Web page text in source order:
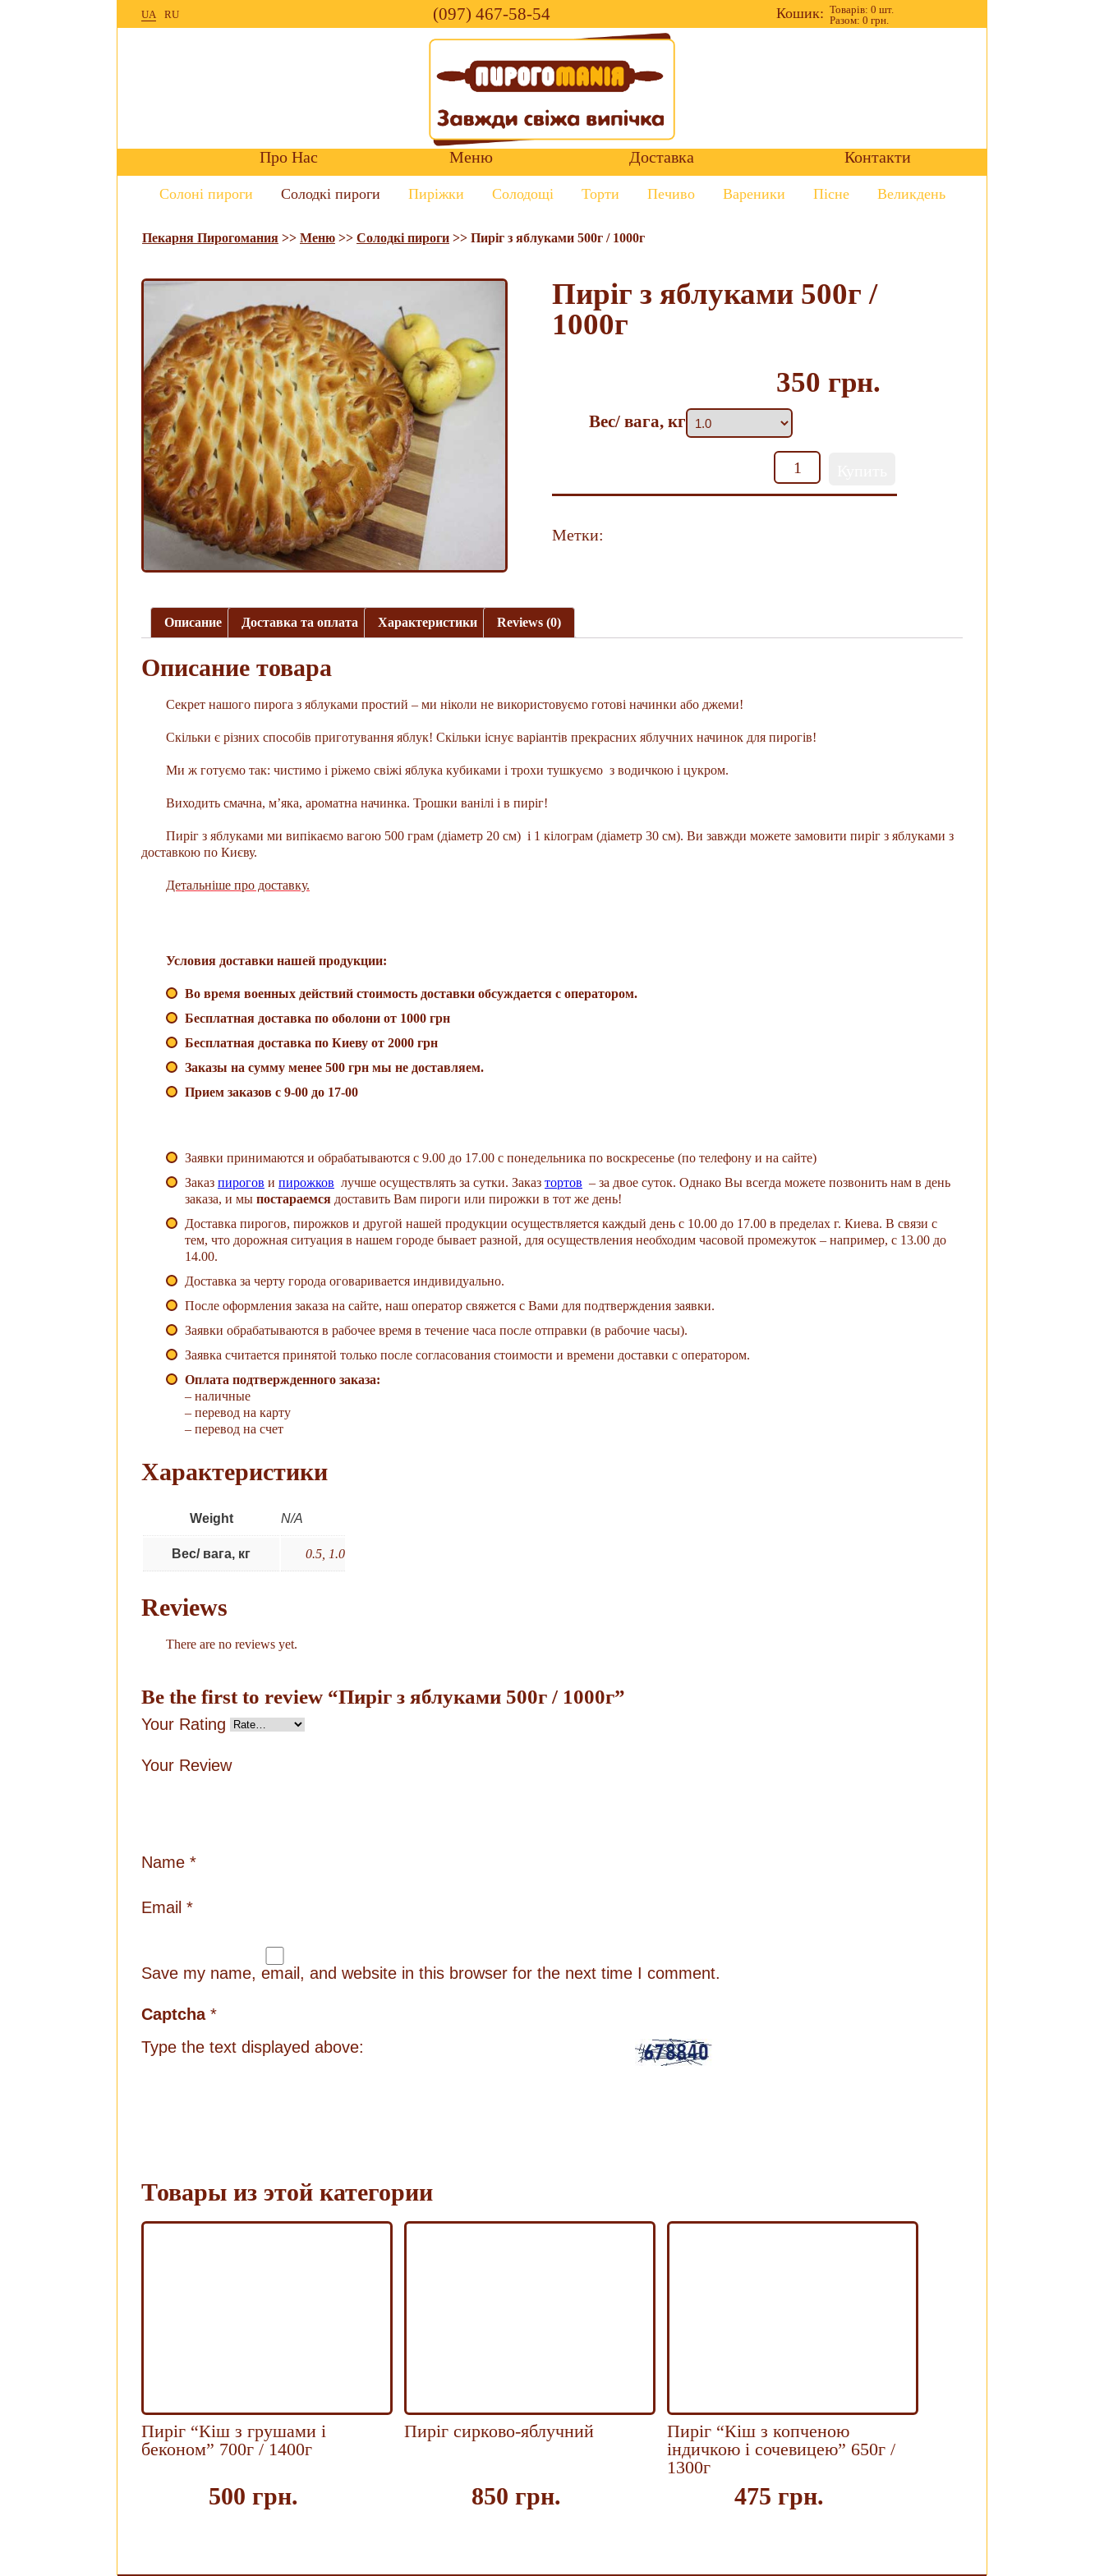
UA RU Кошик: Товарів: 0 шт.
Разом: 0 грн.
(097) 467-58-54
Про Нас Меню Доставка Контакти
Солоні пироги Солодкі пироги Пиріжки Солодощі Торти Печиво Вареники Пісне Великдень
Пекарня Пирогомания >> Меню >> Солодкі пироги >> Пиріг з яблуками 500г / 1000г
Пиріг з яблуками 500г /
1000г
350 грн.
Вес/ вага, кг
Кількість
Метки:
Описание Доставка та оплата Характеристики Reviews (0)
Описание товара
Секрет нашого пирога з яблуками простий – ми ніколи не використовуємо готові начинки або джеми!
Скільки є різних способів приготування яблук! Скільки існує варіантів прекрасних яблучних начинок для пирогів!
Ми ж готуємо так: чистимо і ріжемо свіжі яблука кубиками і трохи тушкуємо з водичкою і цукром.
Виходить смачна, м’яка, ароматна начинка. Трошки ванілі і в пиріг!
Пиріг з яблуками ми випікаємо вагою 500 грам (діаметр 20 см) і 1 кілограм (діаметр 30 см). Ви завжди можете замовити пиріг з яблуками з
доставкою по Києву.
Детальніше про доставку.
Условия доставки нашей продукции:
Во время военных действий стоимость доставки обсуждается с оператором.
Бесплатная доставка по оболони от 1000 грн
Бесплатная доставка по Киеву от 2000 грн
Заказы на сумму менее 500 грн мы не доставляем.
Прием заказов с 9-00 до 17-00
Заявки принимаются и обрабатываются с 9.00 до 17.00 с понедельника по воскресенье (по телефону и на сайте)
Заказ пирогов и пирожков лучше осуществлять за сутки. Заказ тортов – за двое суток. Однако Вы всегда можете позвонить нам в день
заказа, и мы постараемся доставить Вам пироги или пирожки в тот же день!
Доставка пирогов, пирожков и другой нашей продукции осуществляется каждый день с 10.00 до 17.00 в пределах г. Киева. В связи с
тем, что дорожная ситуация в нашем городе бывает разной, для осуществления необходим часовой промежуток – например, с 13.00 до
14.00.
Доставка за черту города оговаривается индивидуально.
После оформления заказа на сайте, наш оператор свяжется с Вами для подтверждения заявки.
Заявки обрабатываются в рабочее время в течение часа после отправки (в рабочие часы).
Заявка считается принятой только после согласования стоимости и времени доставки с оператором.
Оплата подтвержденного заказа:
– наличные
– перевод на карту
– перевод на счет
Характеристики
Weight N/A
Вес/ вага, кг 0.5, 1.0
Reviews
There are no reviews yet.
Be the first to review “Пиріг з яблуками 500г / 1000г”
Your Rating
Your Review
Name *
Email *
Save my name, email, and website in this browser for the next time I comment.
Captcha *
Type the text displayed above:
Товары из этой категории
Пиріг “Кіш з грушами і
беконом” 700г / 1400г
500 грн.
Пиріг сирково-яблучний
850 грн.
Пиріг “Кіш з копченою
індичкою і сочевицею” 650г /
1300г
475 грн.